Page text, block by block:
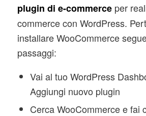
plugin di e-commerceper
commerce con WordPress.
installare WooCommerce
passaggi:
Vai al tuo WordPress
Aggiungi nuovo plugin
Cerca WooCommerce e fai